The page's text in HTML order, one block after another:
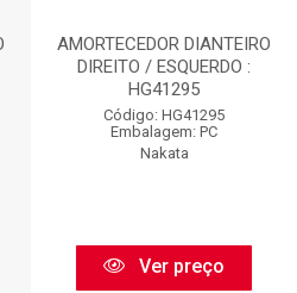
AMORTECEDOR DIANTEIRO
DIREITO / ESQUERDO :
HG41295
Código: HG41295
Embalagem: PC
Nakata
Ver preço